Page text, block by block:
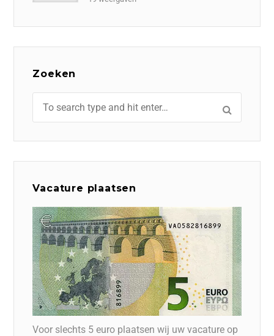
Zoeken
Vacature plaatsen
Voor slechts 5 euro plaatsen wij uw vacature op